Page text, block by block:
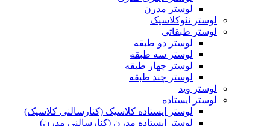
لوستر مدرن
لوستر نئوکلاسیک
لوستر طبقاتی
لوستر دو طبقه
لوستر سه طبقه
لوستر چهار طبقه
لوستر چند طبقه
لوستر وید
لوستر ایستاده
لوستر ایستاده کلاسیک (کنارسالنی کلاسیک)
لوستر ایستاده مدرن (کنارسالنی مدرن)